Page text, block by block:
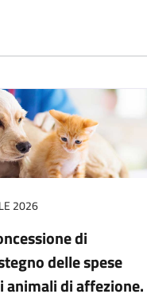
2026
di
delle spese
animali di affezione.